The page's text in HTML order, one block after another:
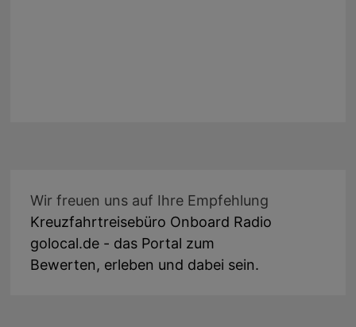
Wir freuen uns auf Ihre Empfehlung
Kreuzfahrtreisebüro Onboard Radio
golocal.de - das Portal zum
Bewerten, erleben und dabei sein.